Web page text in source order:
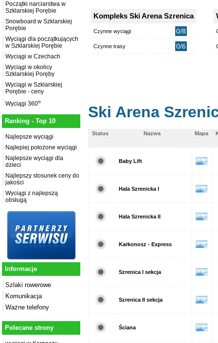
Początki narciarstwa w
Szklarskiej Porębie
Snowboard w Szklarskiej
Porębie
Wyciągi dla początkujących
w Szklarskiej Porębie
Wyciągi w Czechach
Wyciągi w okolicy
Szklarskiej Poręby
Wyciągi w Szklarskiej
Porębie - ceny
Wyciągi 360o
Ranking - Top 10
Najlepsze wyciągi
Najlepiej położone wyciągi
Najlepsze wyciągi dla
dzieci
Najlepszy stosunek ceny do
jakości
Wyciągi z najlepszą
obsługą
Informacje
Szlaki rowerowe
Komunikacja
Ważne telefony
Polecane strony
Kompleks Ski Arena Szrenica
Czynne wyciągi 0/8
Czynne trasy 0/6
Ski Arena
Status Nazwa Mapa
Baby Lift
Hala Szrenicka I
Hala Szrenicka II
Karkonosz - Express
Szrenica I sekcja
Szrenica II sekcja
Ściana